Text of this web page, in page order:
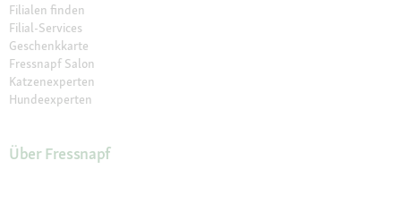
Filialen finden
Filial-Services
Geschenkkarte
Fressnapf Salon
Katzenexperten
Hundeexperten
Über Fressnapf